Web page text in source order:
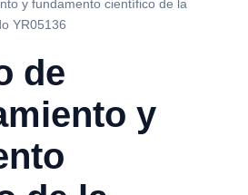
y fundamento científico de la
YR05136
de
y